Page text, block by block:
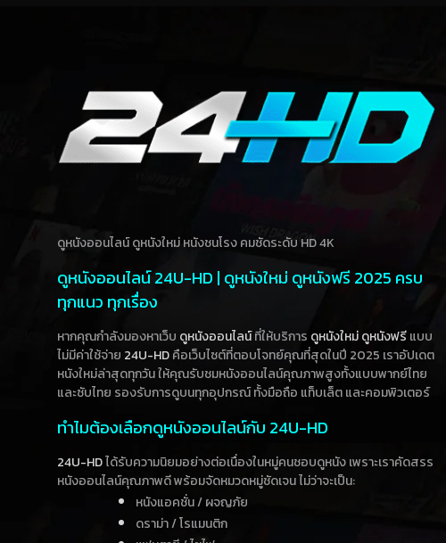
ดูหนังออนไลน์ ดูหนังใหม่ หนังชนโรง คมชัดระดับ HD 4K
ดูหนังออนไลน์ 24U-HD | ดูหนังใหม่ ดูหนังฟรี 2025 ครบ
ทุกแนว ทุกเรื่อง
หากคุณกำลังมองหาเว็บ ดูหนังออนไลน์ที่ให้บริการ ดูหนังใหม่ดูหนังฟรีแบบ
ไม่มีค่าใช้จ่าย 24U-HDคือเว็บไซต์ที่ตอบโจทย์คุณที่สุดในปี 2025 เราอัปเดต
หนังใหม่ล่าสุดทุกวัน ให้คุณรับชมหนังออนไลน์คุณภาพสูงทั้งแบบพากย์ไทย
และซับไทย รองรับการดูบนทุกอุปกรณ์ ทั้งมือถือ แท็บเล็ต และคอมพิวเตอร์
ทำไมต้องเลือกดูหนังออนไลน์กับ 24U-HD
24U-HDได้รับความนิยมอย่างต่อเนื่องในหมู่คนชอบดูหนัง เพราะเราคัดสรร
หนังออนไลน์คุณภาพดี พร้อมจัดหมวดหมู่ชัดเจน ไม่ว่าจะเป็น:
หนังแอคชั่น / ผจญภัย
ดราม่า / โรแมนติก